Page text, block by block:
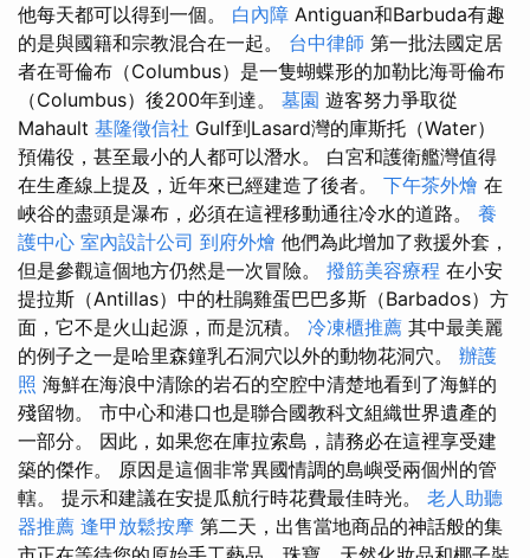
他每天都可以得到一個。 白內障 Antiguan和Barbuda有趣
的是與國籍和宗教混合在一起。 台中律師 第一批法國定居
者在哥倫布（Columbus）是一隻蝴蝶形的加勒比海哥倫布
（Columbus）後200年到達。 墓園 遊客努力爭取從
Mahault 基隆徵信社 Gulf到Lasard灣的庫斯托（Water）
預備役，甚至最小的人都可以潛水。 白宮和護衛艦灣值得
在生產線上提及，近年來已經建造了後者。 下午茶外燴 在
峽谷的盡頭是瀑布，必須在這裡移動通往冷水的道路。 養
護中心 室內設計公司 到府外燴 他們為此增加了救援外套，
但是參觀這個地方仍然是一次冒險。 撥筋美容療程 在小安
提拉斯（Antillas）中的杜鵑雞蛋巴巴多斯（Barbados）方
面，它不是火山起源，而是沉積。 冷凍櫃推薦 其中最美麗
的例子之一是哈里森鐘乳石洞穴以外的動物花洞穴。 辦護
照 海鮮在海浪中清除的岩石的空腔中清楚地看到了海鮮的
殘留物。 市中心和港口也是聯合國教科文組織世界遺產的
一部分。 因此，如果您在庫拉索島，請務必在這裡享受建
築的傑作。 原因是這個非常異國情調的島嶼受兩個州的管
轄。 提示和建議在安提瓜航行時花費最佳時光。 老人助聽
器推薦 逢甲放鬆按摩 第二天，出售當地商品的神話般的集